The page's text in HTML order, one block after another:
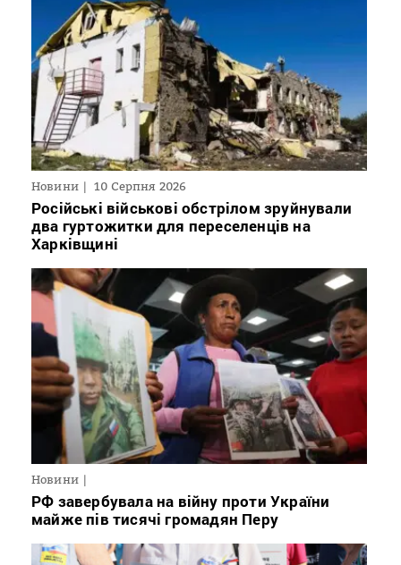
Новини 10 Серпня 2026
Російські військові обстрілом зруйнували
два гуртожитки для переселенців на
Харківщині
Новини
РФ завербувала на війну проти України
майже пів тисячі громадян Перу